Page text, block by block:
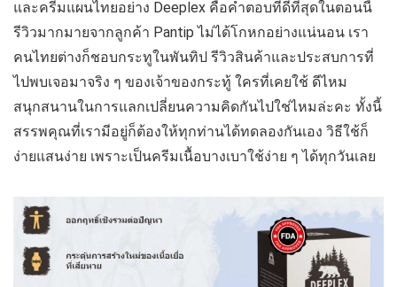
และครีมแผนไทยอย่าง Deeplex คือคำตอบที่ดีที่สุดในตอนนี้
รีวิวมากมายจากลูกค้า Pantip ไม่ได้โกหกอย่างแน่นอน เรา
คนไทยต่างก็ชอบกระทูในพันทิป รีวิวสินค้าและประสบการที่
ไปพบเจอมาจริง ๆ ของเจ้าของกระทู้ ใครที่เคยใช้ ดีไหม
สนุกสนานในการแลกเปลี่ยนความคิดกันไปใช่ไหมล่ะคะ ทั้งนี้
สรรพคุณที่เรามีอยู่ก็ต้องให้ทุกท่านได้ทดลองกันเอง วิธีใช้ก็
ง่ายแสนง่าย เพราะเป็นครีมเนื้อบางเบาใช้ง่าย ๆ ได้ทุกวันเลย